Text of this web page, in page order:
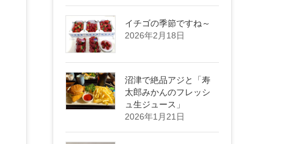
イチゴの季節ですね～
2026年2月18日
沼津で絶品アジと「寿
太郎みかんのフレッシ
ュ生ジュース」
2026年1月21日